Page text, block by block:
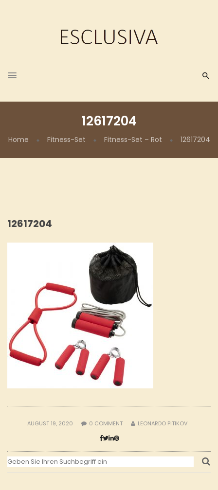
12617204
Home Fitness-Set Fitness-Set – Rot 12617204
12617204
AUGUST 19, 2020 0 COMMENT LEONARDO PITIKOV